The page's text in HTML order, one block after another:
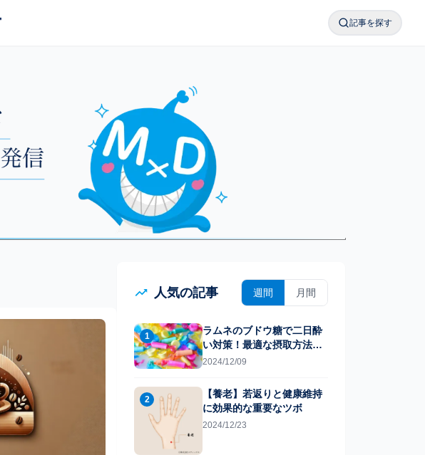
記事を探す
検索メニューを
人気の記事 週間 月間
1
ラムネのブドウ糖で二日酔
い対策！最適な摂取方法と
は
2024/12/09
2
【養老】若返りと健康維持
に効果的な重要なツボ
2024/12/23